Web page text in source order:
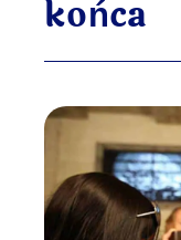
końca